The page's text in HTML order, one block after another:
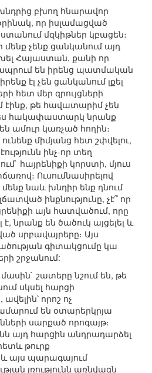
բխող հնարավոր
որ իսլամացված
մզկիթներ կբացեն։
չենք ցանկանում այդ
Հայաստան, քանի որ
են իրենց պատմական
էլ չեն ցանկանում լքել
հետ մեր զրույցների
թե հավատարիմ չեն
հակափաստարկ նրանք
ամուր կառչած հողին։
միմյանց հետ շփվելու,
ինչ-որ տեղ
հայրենիքի կորստի, մյուս
Ուսումնասիրելով
նաև խնդիր ենք դնում
ինքնությունը, չէ՞ որ
այն հատվածում, որը
նրանք են ծածուկ այցելել և
սրբավայրերը։ Այս
գիտակցումը կա
շրջանում:
շատերը նշում են, թե
սկսել հարցի
ավելին՝ որոշ ոչ
են օտարերկրյա
սարքած որոգայթ։
այդ հարցին անդրադարձել
թուրք
և այս պարագայում
լռությունն առնվազն